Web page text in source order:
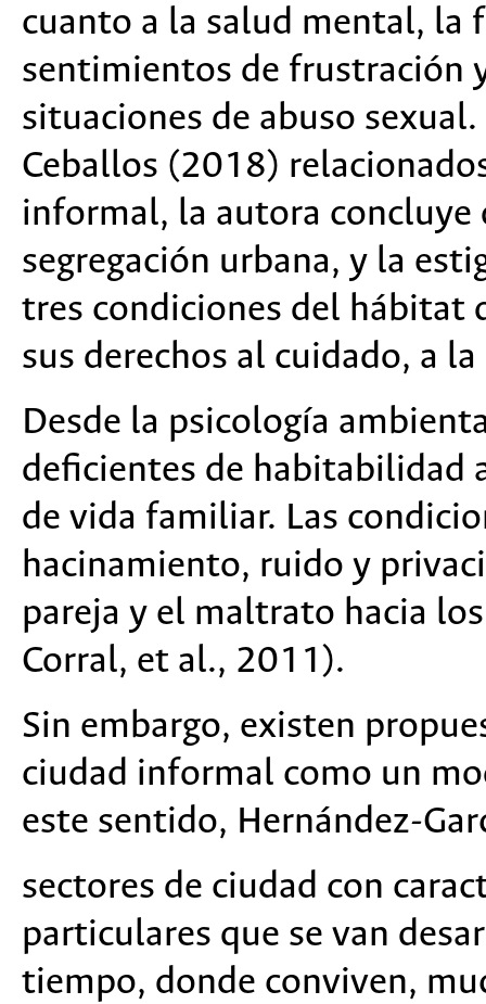
cuanto a la salud mental, la
sentimientos de frustración
situaciones de abuso
Ceballos (2018)
informal, la autora concluye
segregación urbana, y la
tres condiciones del hábitat
sus derechos al cuidado, a
Desde la psicología
deficientes de habitabilidad
de vida familiar. Las
hacinamiento, ruido y
pareja y el maltrato hacia
Corral, et al., 2011).
Sin embargo, existen
ciudad informal como un
este sentido, Hernández-
sectores de ciudad con
particulares que se van
tiempo, donde conviven,